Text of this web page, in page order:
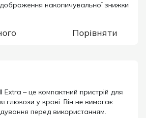
накопичувальної знижки
Порівняти
Extra – це компактний пристрій для
глюкози у крові. Він не вимагає
перед використанням.